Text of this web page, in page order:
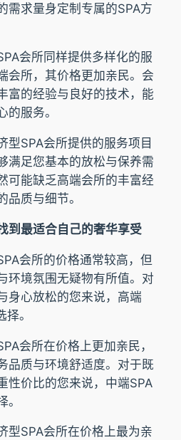
需求量身定制专属的SPA方
会所同样提供多样化的服
会所，其价格更加亲民。会
富的经验与良好的技术，能
的服务。
型SPA会所提供的服务项目
满足您基本的放松与保养需
可能缺乏高端会所的丰富经
品质与细节。
到最适合自己的奢华享受
会所的价格通常较高，但
环境氛围无疑物有所值。对
身心放松的您来说，高端
。
会所在价格上更加亲民，
品质与环境舒适度。对于既
性价比的您来说，中端SPA
型SPA会所在价格上最为亲